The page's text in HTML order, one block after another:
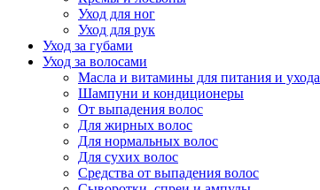
Уход для ног
Уход для рук
Уход за губами
Уход за волосами
Масла и витамины для питания и ухода
Шампуни и кондиционеры
От выпадения волос
Для жирных волос
Для нормальных волос
Для сухих волос
Средства от выпадения волос